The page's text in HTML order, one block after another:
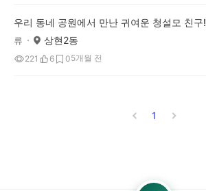
우리 동네 공원에서 만난 귀여운 청설모 친구!
류 상현2동
221 6 05개월 전
1